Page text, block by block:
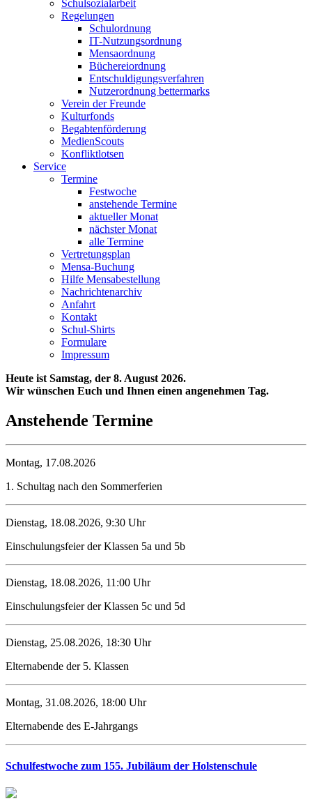
Schulsozialarbeit
Regelungen
Schulordnung
IT-Nutzungsordnung
Mensaordnung
Büchereiordnung
Entschuldigungsverfahren
Nutzerordnung bettermarks
Verein der Freunde
Kulturfonds
Begabtenförderung
MedienScouts
Konfliktlotsen
Service
Termine
Festwoche
anstehende Termine
aktueller Monat
nächster Monat
alle Termine
Vertretungsplan
Mensa-Buchung
Hilfe Mensabestellung
Nachrichtenarchiv
Anfahrt
Kontakt
Schul-Shirts
Formulare
Impressum
Heute ist Samstag, der 8. August 2026.
Wir wünschen Euch und Ihnen einen angenehmen Tag.
Anstehende Termine
Montag, 17.08.2026
1. Schultag nach den Sommerferien
Dienstag, 18.08.2026, 9:30 Uhr
Einschulungsfeier der Klassen 5a und 5b
Dienstag, 18.08.2026, 11:00 Uhr
Einschulungsfeier der Klassen 5c und 5d
Dienstag, 25.08.2026, 18:30 Uhr
Elternabende der 5. Klassen
Montag, 31.08.2026, 18:00 Uhr
Elternabende des E-Jahrgangs
Schulfestwoche zum 155. Jubiläum der Holstenschule